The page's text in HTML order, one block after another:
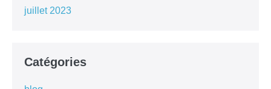
juillet 2023
Catégories